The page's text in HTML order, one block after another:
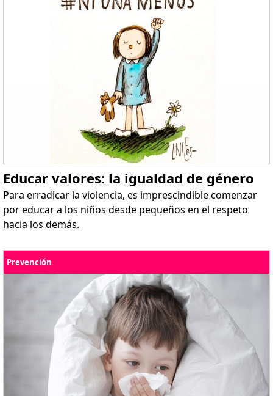
Educar valores: la igualdad de género
Para erradicar la violencia, es imprescindible comenzar
por educar a los niños desde pequeños en el respeto
hacia los demás.
Prevención